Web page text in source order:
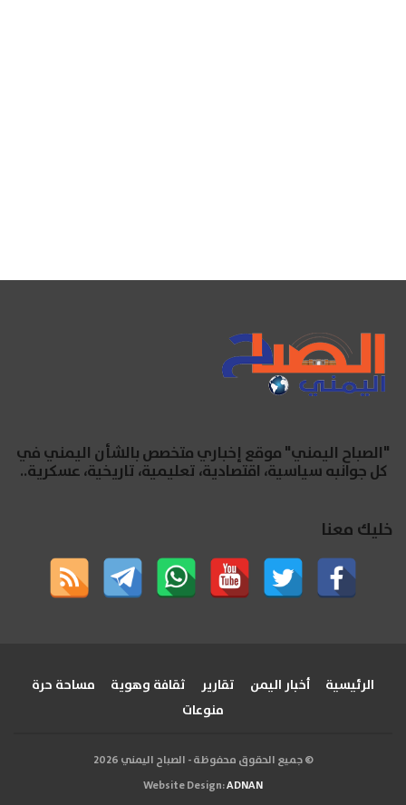
"الصباح اليمني" موقع إخباري متخصص بالشأن اليمني في
كل جوانبه سياسية، اقتصادية، تعليمية، تاريخية، عسكرية..
خليك معنا
الرئيسية أخبار اليمن تقارير ثقافة وهوية
مساحة حرة
منوعات
© جميع الحقوق محفوظة - الصباح اليمني 2026
Website Design:ADNAN